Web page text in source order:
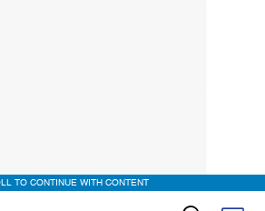
TO CONTINUE WITH CONTENT